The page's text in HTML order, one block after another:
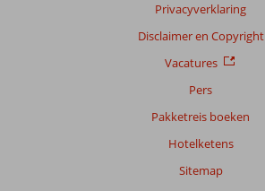
Privacyverklaring
Disclaimer en Copyright
Vacatures
Pers
Pakketreis boeken
Hotelketens
Sitemap